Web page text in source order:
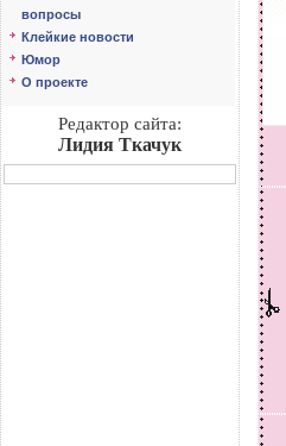
вопросы
Клейкие новости
Юмор
О проекте
Редактор сайта:
Лидия Ткачук